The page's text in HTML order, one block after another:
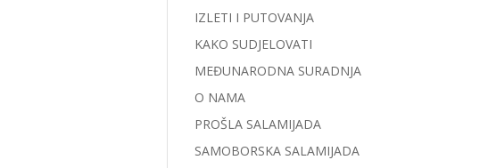
IZLETI I PUTOVANJA
KAKO SUDJELOVATI
MEĐUNARODNA SURADNJA
O NAMA
PROŠLA SALAMIJADA
SAMOBORSKA SALAMIJADA